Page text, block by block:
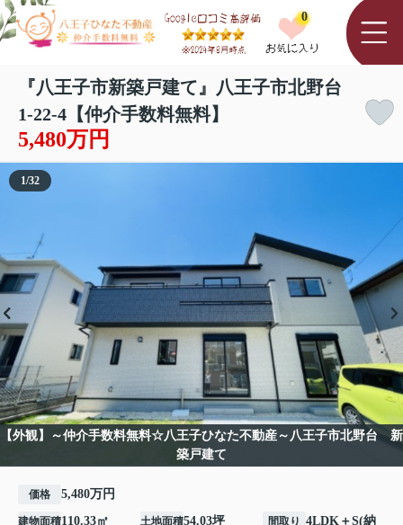
0
『八王子市新築戸建て』八王子市北野台
1-22-4【仲介手数料無料】
5,480万円
【外観】～仲介手数料無料☆八王子ひなた不動産～八王子市北野台 新
築戸建て
1/32
価格 5,480万円
建物面積110.33㎡ 土地面積54.03坪
間取り 4LDK＋S(納